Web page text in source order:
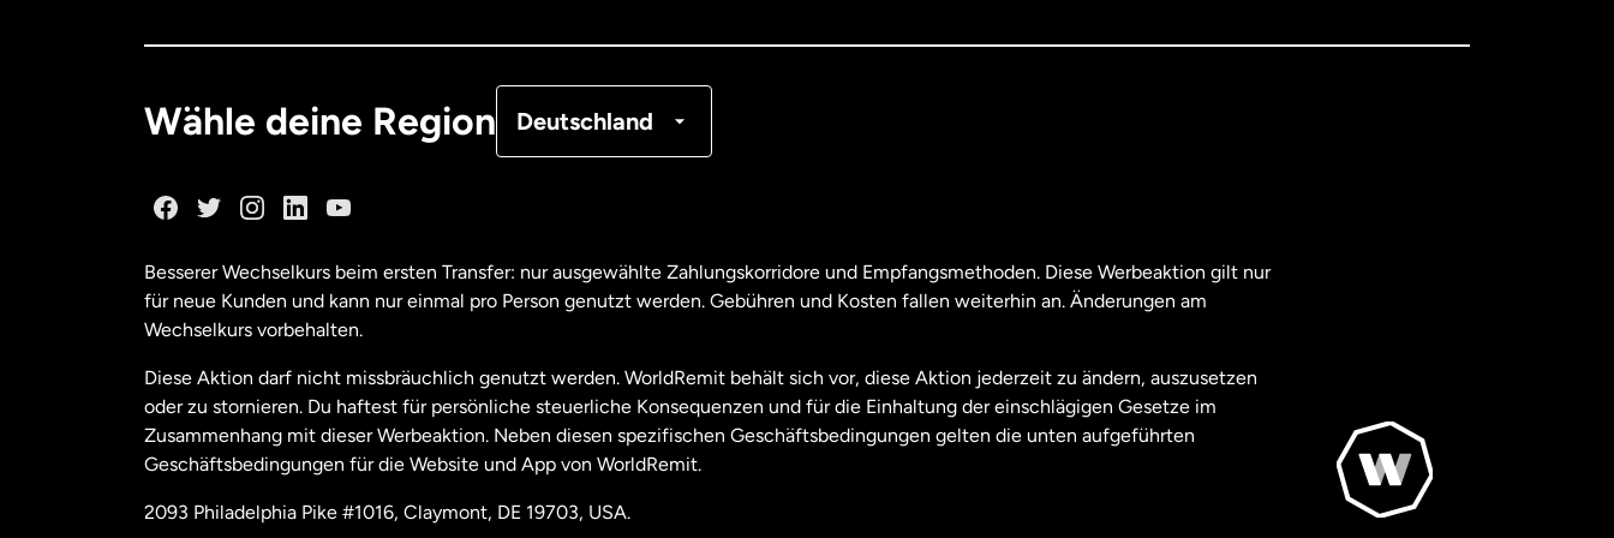
Wähle deine Region Deutschland
Malaysia
Neuseeland
Niederlande
Besserer Wechselkurs beim ersten Transfer: nur ausgewählte Zahlungskorridore und Empfangsmethoden. Diese Werbeaktion gilt nur
für neue Kunden und kann nur einmal pro Person genutzt werden. Gebühren und Kosten fallen weiterhin an. Änderungen am
Wechselkurs vorbehalten.
Diese Aktion darf nicht missbräuchlich genutzt werden. WorldRemit behält sich vor, diese Aktion jederzeit zu ändern, auszusetzen
oder zu stornieren. Du haftest für persönliche steuerliche Konsequenzen und für die Einhaltung der einschlägigen Gesetze im
Zusammenhang mit dieser Werbeaktion. Neben diesen spezifischen Geschäftsbedingungen gelten die unten aufgeführten
Geschäftsbedingungen für die Website und App von WorldRemit.
2093 Philadelphia Pike #1016, Claymont, DE 19703, USA.